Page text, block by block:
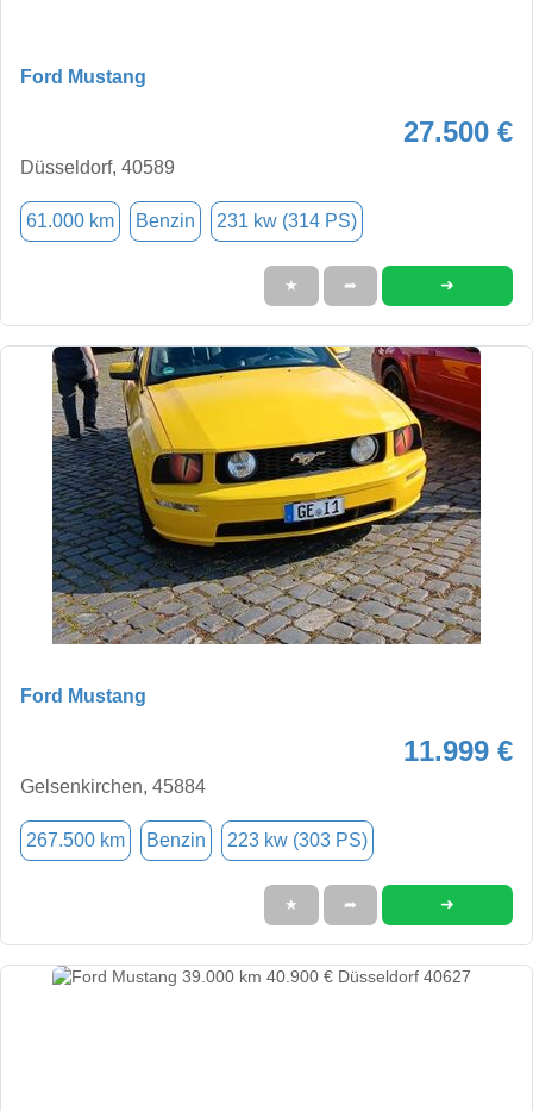
Ford Mustang
27.500 €
Düsseldorf, 40589
61.000 km Benzin 231 kw (314 PS)
★ ➦ ➜
Ford Mustang
11.999 €
Gelsenkirchen, 45884
267.500 km Benzin 223 kw (303 PS)
★ ➦ ➜